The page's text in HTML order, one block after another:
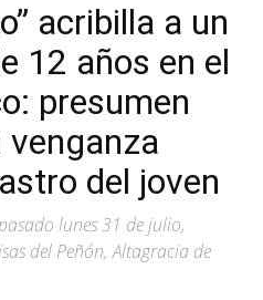
acribilla a un
12 años en el
presumen
venganza
del joven
lunes 31 de julio,
del Peñón, Altagracia de